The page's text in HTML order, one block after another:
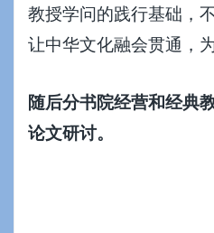
教授学问的践行基础，
让中华文化融会贯通，为
随后分书院经营和经典
论文研讨。